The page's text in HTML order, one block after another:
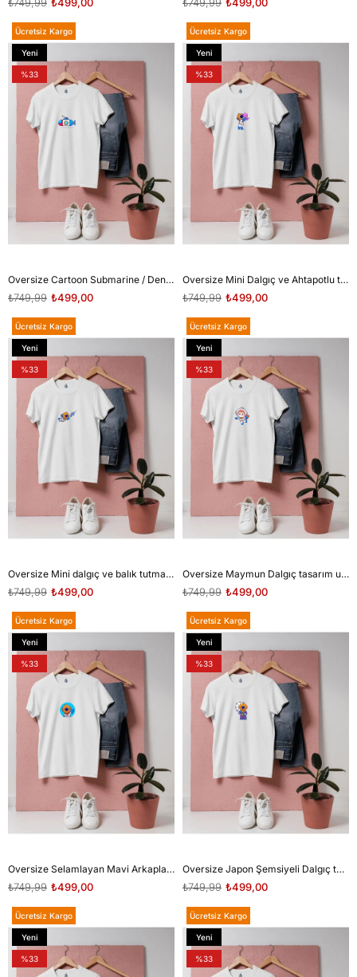
Oversize Cartoon Submarine / Denizaltı 1 tasarım unisex T-shirt
₺499,00
₺749,99
Ücretsiz Kargo
Yeni
Ürün
%33
Oversize Mini Dalgıç ve Ahtapotlu tasarım unisex T-shirt
₺499,00
₺749,99
Ücretsiz Kargo
Yeni
Ürün
%33
Oversize Mini dalgıç ve balık tutma tasarım unisex T-shirt
₺499,00
₺749,99
Ücretsiz Kargo
Yeni
Ürün
%33
Oversize Maymun Dalgıç tasarım unisex T-shirt
₺499,00
₺749,99
Ücretsiz Kargo
Yeni
Ürün
%33
Oversize Selamlayan Mavi Arkaplanlı Mini dalgıç unisex T-shirt
₺499,00
₺749,99
Ücretsiz Kargo
Yeni
Ürün
%33
Oversize Japon Şemsiyeli Dalgıç tasarım unisex T-shirt
₺499,00
₺749,99
Ücretsiz Kargo
Yeni
Ürün
%33
Ücretsiz Kargo
Yeni
Ürün
%33
Ücretsiz Kargo
Yeni
Ürün
%33